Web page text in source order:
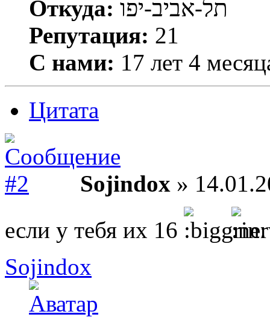
Откуда: תל-אביב-יפו
Репутация: 21
С нами: 17 лет 4
Цитата
Sojindox »
если у тебя их 16
Sojindox